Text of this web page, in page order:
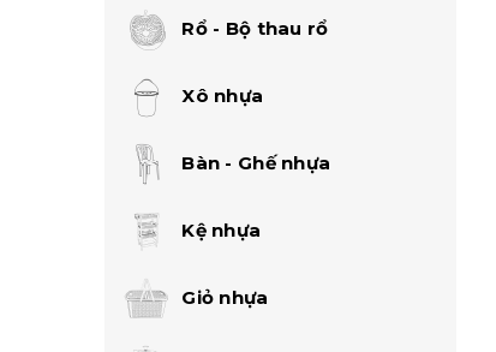
Rổ - Bộ thau rổ
Xô nhựa
Bàn - Ghế nhựa
Kệ nhựa
Giỏ nhựa